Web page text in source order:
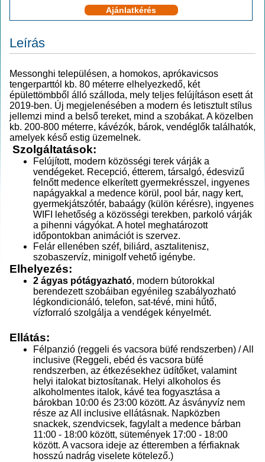
Ajánlatkérés
Leírás
Messonghi településen, a homokos, aprókavicsos
tengerparttól kb. 80 méterre elhelyezkedő, két
épülettömbből álló szálloda, mely teljes felújításon esett át
2019-ben. Új megjelenésében a modern és letisztult stílus
jellemzi mind a belső tereket, mind a szobákat. A közelben
kb. 200-800 méterre, kávézók, bárok, vendéglők találhatók,
amelyek késő estig üzemelnek.
Szolgáltatások:
Felújított, modern közösségi terek várják a
vendégeket. Recepció, étterem, társalgó, édesvizű
felnőtt medence elkerített gyermekrésszel, ingyenes
napágyakkal a medence körül, pool bár, nagy kert,
gyermekjátszótér, babaágy (külön kérésre), ingyenes
WIFI lehetőség a közösségi terekben, parkoló várják
a pihenni vágyókat. A hotel meghatározott
időpontokban animációt is szervez.
Felár ellenében széf, biliárd, asztalitenisz,
szobaszervíz, minigolf vehető igénybe.
Elhelyezés:
2 ágyas pótágyazható, modern bútorokkal
berendezett szobáiban egyénileg szabályozható
légkondicionáló, telefon, sat-tévé, mini hűtő,
vízforraló szolgálja a vendégek kényelmét.
Ellátás:
Félpanzió (reggeli és vacsora büfé rendszerben) / All
inclusive (Reggeli, ebéd és vacsora büfé
rendszerben, az étkezésekhez üdítőket, valamint
helyi italokat biztosítanak. Helyi alkoholos és
alkoholmentes italok, kávé tea fogyasztása a
bárokban 10:00 és 23:00 között. Az ásványvíz nem
része az All inclusive ellátásnak. Napközben
snackek, szendvicsek, fagylalt a medence bárban
11:00 - 18:00 között, sütemények 17:00 - 18:00
között. A vacsora ideje az étteremben a férfiaknak
hosszú nadrág viselete kötelező.)